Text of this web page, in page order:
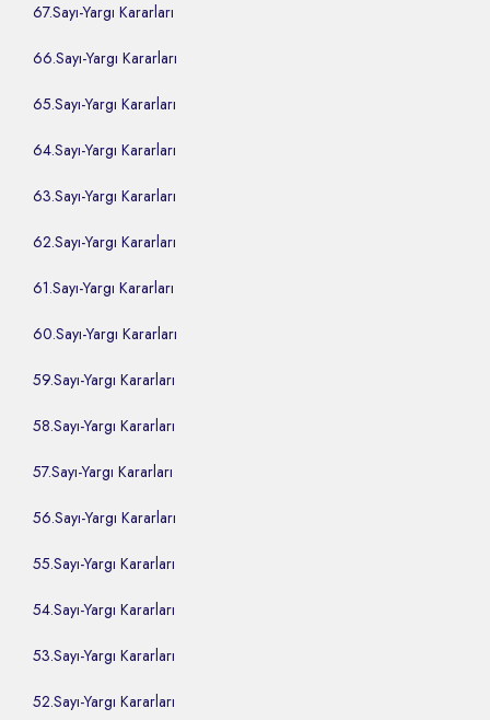
67.Sayı-Yargı Kararları
66.Sayı-Yargı Kararları
65.Sayı-Yargı Kararları
64.Sayı-Yargı Kararları
63.Sayı-Yargı Kararları
62.Sayı-Yargı Kararları
61.Sayı-Yargı Kararları
60.Sayı-Yargı Kararları
59.Sayı-Yargı Kararları
58.Sayı-Yargı Kararları
57.Sayı-Yargı Kararları
56.Sayı-Yargı Kararları
55.Sayı-Yargı Kararları
54.Sayı-Yargı Kararları
53.Sayı-Yargı Kararları
52.Sayı-Yargı Kararları